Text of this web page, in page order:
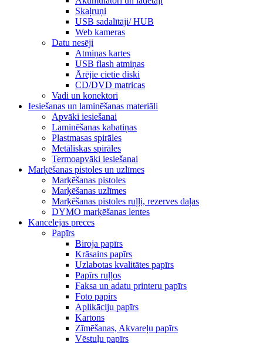
Skaļruņi
USB sadalītāji/ HUB
Web kameras
Datu nesēji
Atmiņas kartes
USB flash atmiņas
Ārējie cietie diski
CD/DVD matricas
Vadi un konektori
Iesiešanas un laminēšanas materiāli
Apvāki iesiešanai
Laminēšanas kabatiņas
Plastmasas spirāles
Metāliskas spirāles
Termoapvāki iesiešanai
Marķēšanas pistoles un uzlīmes
Marķēšanas pistoles
Marķēšanas uzlīmes
Marķēšanas pistoles ruļļi, rezerves daļas
DYMO marķēšanas lentes
Kancelejas preces
Papīrs
Biroja papīrs
Krāsains papīrs
Uzlabotas kvalitātes papīrs
Papīrs ruļļos
Faksa un adatu printeru papīrs
Foto papirs
Aplikāciju papīrs
Kartons
Zīmēšanas, Akvareļu papīrs
Vēstuļu papīrs